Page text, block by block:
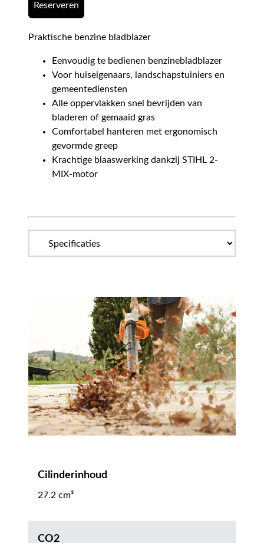
Reserveren
Praktische benzine bladblazer
Eenvoudig te bedienen benzinebladblazer
Voor huiseigenaars, landschapstuiniers en
gemeentediensten
Alle oppervlakken snel bevrijden van
bladeren of gemaaid gras
Comfortabel hanteren met ergonomisch
gevormde greep
Krachtige blaaswerking dankzij STIHL 2-
MIX-motor
Cilinderinhoud
27.2 cm³
CO2